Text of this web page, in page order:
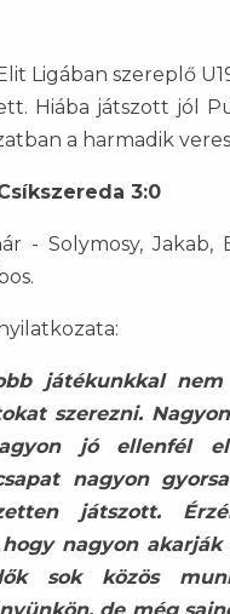
Ligában szereplő
Hiába játszott jól
a harmadik
3:0
- Solymosy, Jakab,
játékunkkal
szerezni.
jó ellenfél
nagyon
játszott.
hogy nagyon
sok közös